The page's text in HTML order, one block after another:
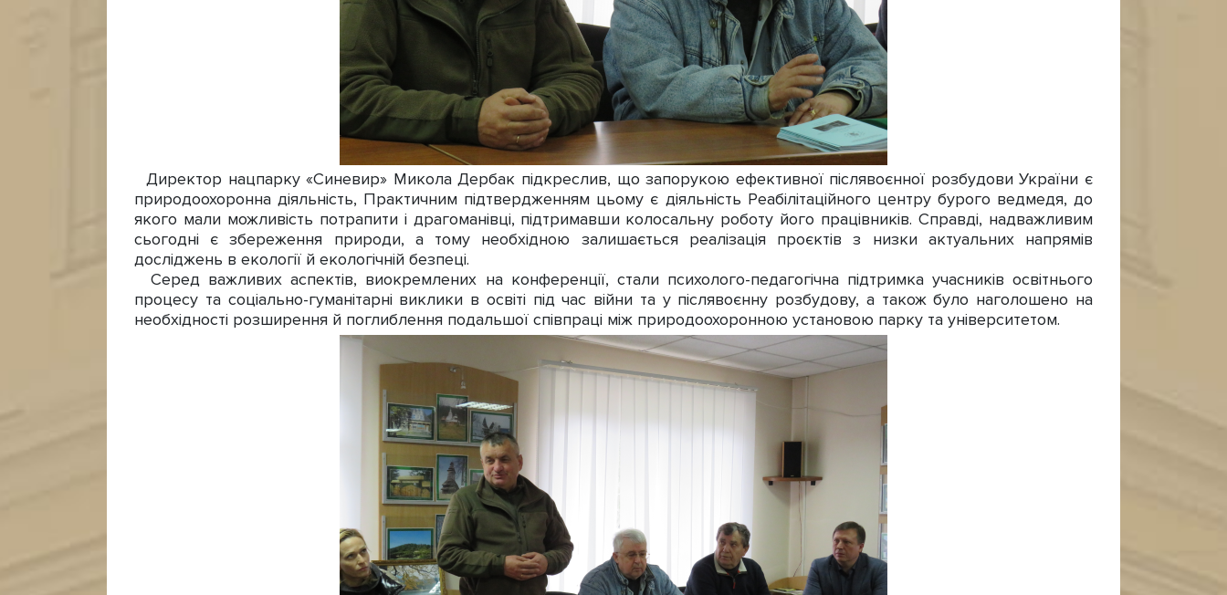
Директор нацпарку «Синевир» Микола Дербак підкреслив, що запорукою ефективної післявоєнної розбудови України є
природоохоронна діяльність, Практичним підтвердженням цьому є діяльність Реабілітаційного центру бурого ведмедя, до
якого мали можливість потрапити і драгоманівці, підтримавши колосальну роботу його працівників. Справді, надважливим
сьогодні є збереження природи, а тому необхідною залишається реалізація проєктів з низки актуальних напрямів
досліджень в екології й екологічній безпеці.
Серед важливих аспектів, виокремлених на конференції, стали психолого-педагогічна підтримка учасників освітнього
процесу та соціально-гуманітарні виклики в освіті під час війни та у післявоєнну розбудову, а також було наголошено на
необхідності розширення й поглиблення подальшої співпраці між природоохоронною установою парку та університетом.